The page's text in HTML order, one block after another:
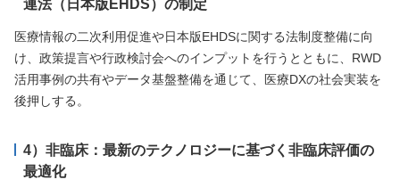
連法（日本版EHDS）の制定
医療情報の二次利用促進や日本版EHDSに関する法制度整備に向
け、政策提言や行政検討会へのインプットを行うとともに、RWD
活用事例の共有やデータ基盤整備を通じて、医療DXの社会実装を
後押しする。
4）非臨床：最新のテクノロジーに基づく非臨床評価の
最適化